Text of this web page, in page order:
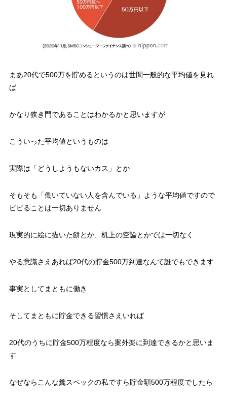
まあ20代で500万を貯めるというのは世間一般的な平均値を見れ
ば
かなり狭き門であることはわかるかと思いますが
こういった平均値というものは
実際は 「どうしようもないカス」 とか
そもそも 「働いていない人を含んでいる」
ような平均値ですので
ビビることは一切ありません
現実的に絵に描いた餅とか、机上の空論とかでは一切なく
やる意識さえあれば20代の貯金500万到達なんて誰でもできます
事実としてまともに働き
そしてまともに貯金できる習慣さえいれば
20代のうちに貯金500万程度なら案外楽に到達できるかと思いま
す
なぜならこんな糞スペックの私ですら貯金額500万程度でしたら